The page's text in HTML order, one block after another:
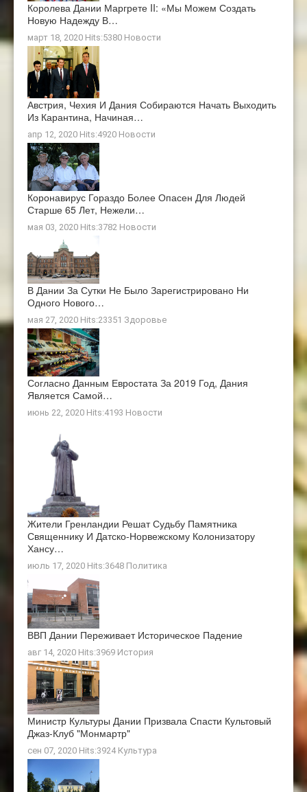
Королева Дании Маргрете II: «Мы Можем Создать
Новую Надежду В…
март 18, 2020 Hits:5380 Новости
Австрия, Чехия И Дания Собираются Начать Выходить
Из Карантина, Начиная…
апр 12, 2020 Hits:4920 Новости
Коронавирус Гораздо Более Опасен Для Людей
Старше 65 Лет, Нежели…
мая 03, 2020 Hits:3782 Новости
В Дании За Сутки Не Было Зарегистрировано Ни
Одного Нового…
мая 27, 2020 Hits:23351 Здоровье
Согласно Данным Евростата За 2019 Год, Дания
Является Самой…
июнь 22, 2020 Hits:4193 Новости
Жители Гренландии Решат Судьбу Памятника
Священнику И Датско-Норвежскому Колонизатору
Хансу…
июль 17, 2020 Hits:3648 Политика
ВВП Дании Переживает Историческое Падение
авг 14, 2020 Hits:3969 История
Министр Культуры Дании Призвала Спасти Культовый
Джаз-Клуб "Монмартр"
сен 07, 2020 Hits:3924 Культура